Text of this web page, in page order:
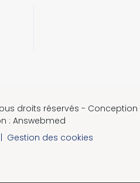
droits réservés - Conception
: Answebmed
| Gestion des cookies